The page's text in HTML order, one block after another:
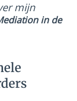
mijn
in de